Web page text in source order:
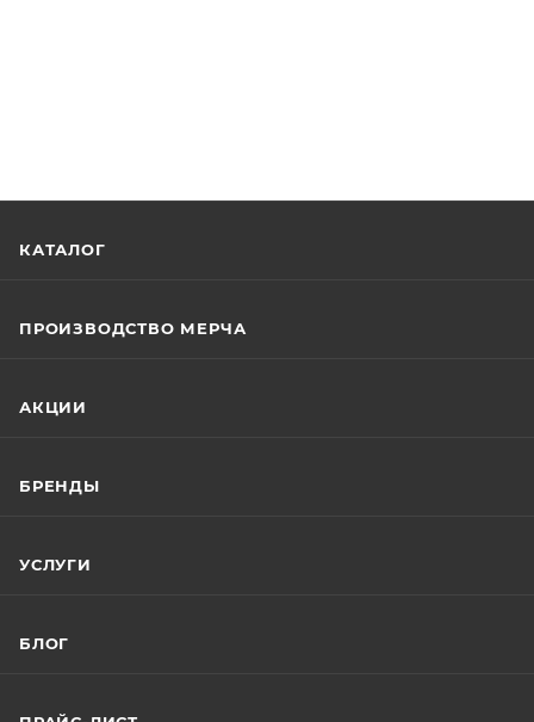
КАТАЛОГ
ПРОИЗВОДСТВО МЕРЧА
АКЦИИ
БРЕНДЫ
УСЛУГИ
БЛОГ